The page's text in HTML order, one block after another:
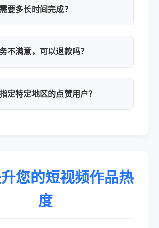
要多长时间完成？
不满意，可以退款吗？
定特定地区的点赞用户？
您的短视频作品热
度